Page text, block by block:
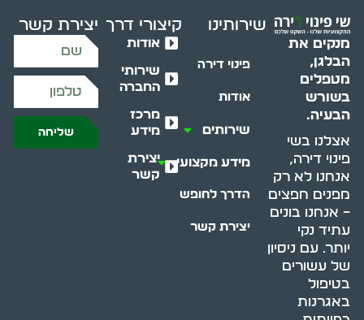
מנקים את
הבלגן,
מטפלים
בשורש
הבעיה.
אצלנו בשי
פינוי דירה,
אנחנו לא רק
מפנים חפצים
– אנחנו בונים
עתיד נקי
יותר. עם ניסיון
של עשורים
בטיפול
באגרנות
שירותינו
פינוי דירה
אודות
שירותים
מידע מקצועי
הדרך לחופש
יצירת קשר
קיצורי דרך
אודות
שירותי
החברה
מרכז
מידע
יצירת
קשר
יצירת קשר
שליחה